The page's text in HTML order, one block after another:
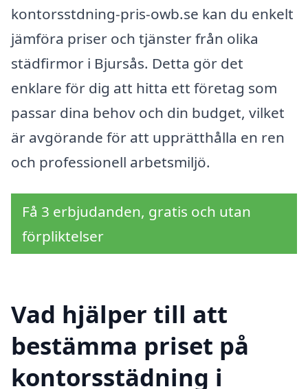
kontorsstdning-pris-owb.se kan du enkelt
jämföra priser och tjänster från olika
städfirmor i Bjursås. Detta gör det
enklare för dig att hitta ett företag som
passar dina behov och din budget, vilket
är avgörande för att upprätthålla en ren
och professionell arbetsmiljö.
Få 3 erbjudanden, gratis och utan
förpliktelser
Vad hjälper till att
bestämma priset på
kontorsstädning i